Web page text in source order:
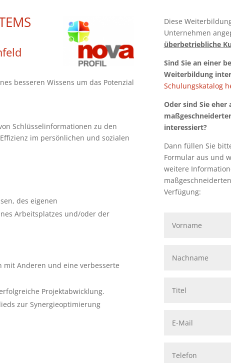
besseren Wissens um das Potenzial
Schlüsselinformationen zu den
im persönlichen und sozialen
des eigenen
Arbeitsplatzes und/oder der
Anderen und eine verbesserte
Projektabwicklung.
zur Synergieoptimierung
Diese
Unternehmen
überbetriebliche
Sind Sie an einer
Weiterbildung
Schulungskatalog
Oder sind Sie eher
interessiert?
Dann füllen Sie
Formular aus und
weitere
Verfügung: